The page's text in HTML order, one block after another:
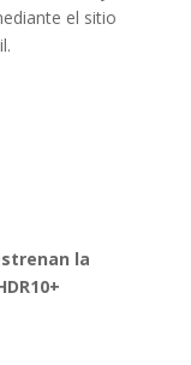
el sitio
la